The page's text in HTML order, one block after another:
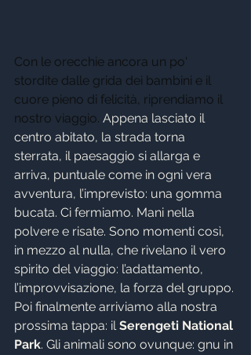
Con le orecchie ancora un po'
stordite dalle grida dei bambini e il
cuore pieno di felicità, riprendiamo il
nostro viaggio. Appena lasciato il
centro abitato, la strada torna
sterrata, il paesaggio si allarga e
arriva, puntuale come in ogni vera
avventura, l’imprevisto: una gomma
bucata. Ci fermiamo. Mani nella
polvere e risate. Sono momenti così,
in mezzo al nulla, che rivelano il vero
spirito del viaggio: l’adattamento,
l’improvvisazione, la forza del gruppo.
Poi finalmente arriviamo alla nostra
prossima tappa: il Serengeti National
Park. Gli animali sono ovunque: gnu in